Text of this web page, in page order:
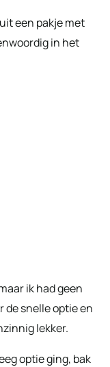
een pakje met
in het
ik had geen
de snelle optie en
lekker.
optie ging, bak